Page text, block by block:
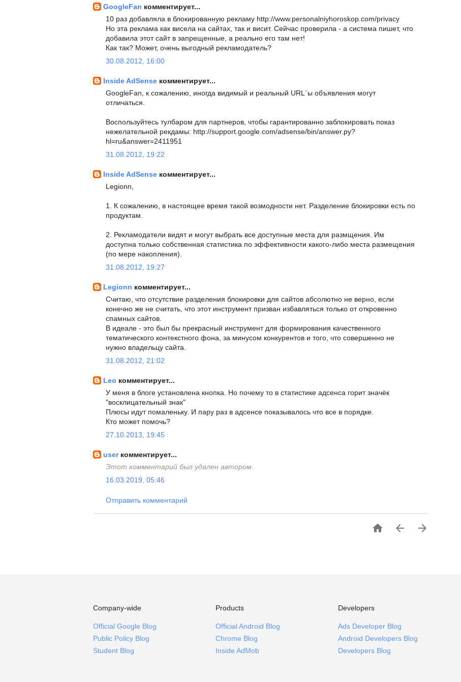
GoogleFan комментирует...
10 раз добавляла в блокированную рекламу http://www.personalniyhoroskop.com/privacy
Но эта реклама как висела на сайтах, так и висит. Сейчас проверила - а система пишет, что
добавила этот сайт в запрещенные, а реально его там нет!
Как так? Может, очень выгодный рекламодатель?
30.08.2012, 16:00
Inside AdSense комментирует...
GoogleFan, к сожалению, иногда видимый и реальный URL`ы объявления могут
отличаться.
Воспользуйтесь тулбаром для партнеров, чтобы гарантированно заблокировать показ
нежелательной рекдамы: http://support.google.com/adsense/bin/answer.py?
hl=ru&answer=2411951
31.08.2012, 19:22
Inside AdSense комментирует...
Legionn,
1. К сожалению, в настоящее время такой возмодности нет. Разделение блокировки есть по
продуктам.
2. Рекламодатели видят и могут выбрать все доступные места для размщения. Им
доступна только собственная статистика по эффективности какого-либо места размещения
(по мере накопления).
31.08.2012, 19:27
Legionn комментирует...
Считаю, что отсутствие разделения блокировки для сайтов абсолютно не верно, если
конечно же не считать, что этот инструмент призван избавляться только от откровенно
спамных сайтов.
В идеале - это был бы прекрасный инструмент для формирования качественного
тематического контекстного фона, за минусом конкурентов и того, что совершенно не
нужно владельцу сайта.
31.08.2012, 21:02
Leo комментирует...
У меня в блоге установлена кнопка. Но почему то в статистике адсенса горит значёк
"восклицательный знак"
Плюсы идут помаленьку. И пару раз в адсенсе показывалось что все в порядке.
Кто может помочь?
27.10.2013, 19:45
user комментирует...
Этот комментарий был удален автором.
16.03.2019, 05:46
Отправить комментарий
  
Company-wide
Official Google Blog
Public Policy Blog
Student Blog
Products
Official Android Blog
Chrome Blog
Inside AdMob
Developers
Ads Developer Blog
Android Developers Blog
Developers Blog